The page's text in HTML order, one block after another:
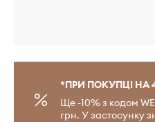
*ПРИ ПОКУПЦІ НА
Ще -10% з кодом
грн. У застосунку